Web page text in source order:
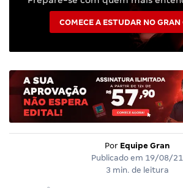
COMECE A ESTUDAR NO GRAN
Por Equipe Gran
Publicado em 19/08/21
3 min. de leitura